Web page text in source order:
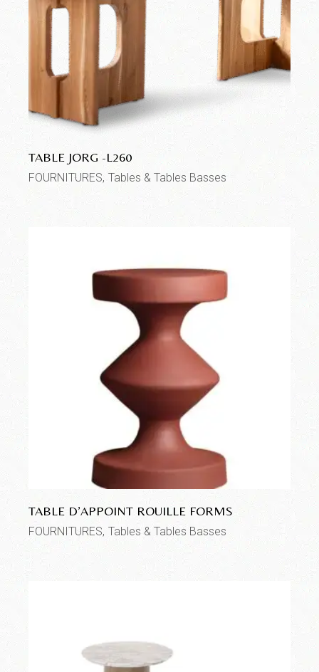
TABLE JORG -L260
FOURNITURES Tables & Tables Basses
TABLE D’APPOINT ROUILLE FORMS
FOURNITURES Tables & Tables Basses